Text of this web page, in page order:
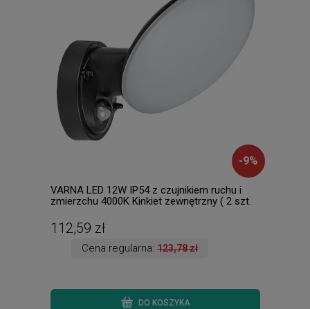
-9%
VARNA LED 12W IP54 z czujnikiem ruchu i
zmierzchu 4000K Kinkiet zewnętrzny ( 2 szt.
112,59 zł
Cena regularna:123,78 zł
DO KOSZYKA